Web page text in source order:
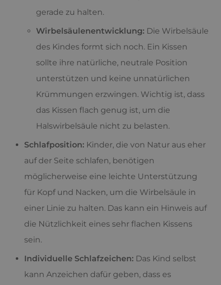
gerade zu halten.
Wirbelsäulenentwicklung: Die Wirbelsäule
des Kindes formt sich noch. Ein Kissen
sollte ihre natürliche, neutrale Position
unterstützen und keine unnatürlichen
Krümmungen erzwingen. Wichtig ist, dass
das Kissen flach genug ist, um die
Halswirbelsäule nicht zu belasten.
Schlafposition: Kinder, die von Natur aus eher
auf der Seite schlafen, benötigen
möglicherweise eine leichte Unterstützung
für Kopf und Nacken, um die Wirbelsäule in
einer Linie zu halten. Das kann ein Hinweis auf
die Nützlichkeit eines sehr flachen Kissens
sein.
Individuelle Schlafzeichen: Das Kind selbst
kann Anzeichen dafür geben, dass es